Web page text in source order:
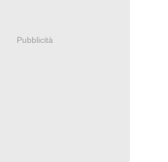
Pubblicità